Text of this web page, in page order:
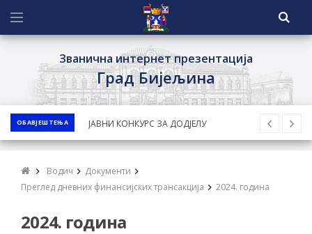
Званична интернет презентација
Град Бијељина
ОБАВЈЕШТЕЊА
ЈАВНИ КОНКУРС ЗА ДОДЈЕЛУ
БЕСПОВРАТНИХ СРЕДСТАВА ЗА
КУЋЕ СА ОКУЋНИЦОМ НА ТЕРИТОРИЈИ
Обавјештење за предузетника - Ненад
Водич
Документи
Преглед дневних финансијских трансакција
2024. година
2024. година